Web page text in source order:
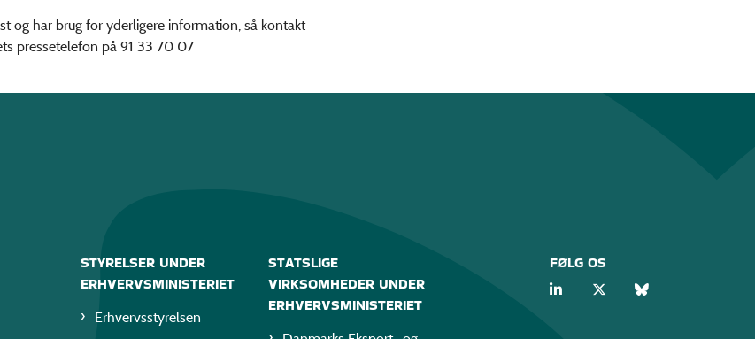
og har brug for yderligere information, så kontakt
pressetelefon på 91 33 70 07
STYRELSER UNDER
ERHVERVSMINISTERIET
Erhvervsstyrelsen
STATSLIGE
VIRKSOMHEDER UNDER
ERHVERVSMINISTERIET
FØLG OS